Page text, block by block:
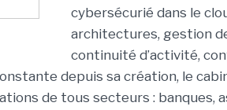
cybersécurié dans le
architectures, gestion
continuité d’activité,
depuis sa création, le
de tous secteurs : banques,